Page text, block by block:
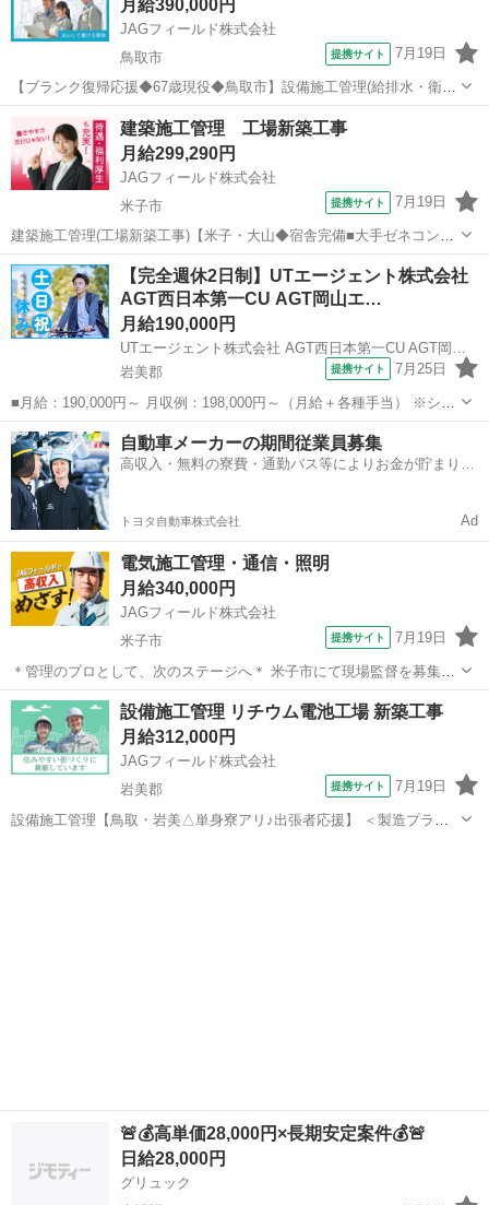
月給390,000円
JAGフィールド株式会社
鳥取市
提携サイト 7月19日
【ブランク復帰応援◆67歳現役◆鳥取市】設備施工管理(給排水・衛生
工事) ／U 派遣社員 ◇各種社会保険完備 ※労災保険・雇用保険・健
康保険・厚生年金等 ◇正社員登用制度 ◇給与仮払い制度 ◇資格取得
支援...
鳥取市 その他
建築施工管理 工場新築工事
月給299,290円
JAGフィールド株式会社
米子市
提携サイト 7月19日
建築施工管理(工場新築工事)【米子・大山◆宿舎完備■大手ゼネコン】
【米子市■工場新築工事■建築施工管理】5名体制で箱モノ建築(S造3階)
をマネジメントします！【担当業務】 ◇工程管理・品質管理・安全
管理 ◇写真管理 ...
鳥取 米子市 その他
【完全週休2日制】UTエージェント株式会社
AGT西日本第一CU AGT岡山エ…
月給190,000円
UTエージェント株式会社 AGT西日本第一CU AGT岡山エリア FD岩美CL 《JAMR1C》
岩美郡
提携サイト 7月25日
■月給：190,000円～ 月収例：198,000円～（月給＋各種手当） ※シフ
ト手当(30,000円/月)含む ※基本残業なし ■鳥取県岩美郡岩美町 勤務詳
細：岩美郡岩美町 通勤方法：車 最寄り駅：岩美駅から車5分 ※構内...
鳥取 岩美郡 加工
自動車メーカーの期間従業員募集
高収入・無料の寮費・通勤バス等によりお金が貯まりや
トヨタ自動車株式会社 Ad
電気施工管理・通信・照明
月給340,000円
JAGフィールド株式会社
米子市
提携サイト 7月19日
＊管理のプロとして、次のステージへ＊ 米子市にて現場監督を募集！
「品質・安全・工程をしっかり管理し、現場全体をスムーズに進めた
い」 そんな方にぴったりの環境です。あなたがこれまで培った経験は
しっかり評価致します！ ...
鳥取 米子市 その他
設備施工管理 リチウム電池工場 新築工事
月給312,000円
JAGフィールド株式会社
岩美郡
提携サイト 7月19日
設備施工管理【鳥取・岩美△単身寮アリ♪出張者応援】 ＜製造プラン
🚨💰高単価28,000円×長期安定案件💰🚨
日給28,000円
グリュック